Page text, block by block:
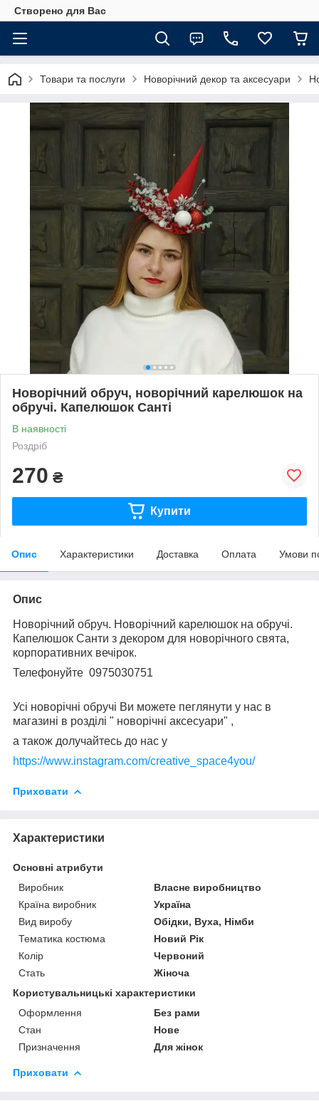
Створено для Вас
Товари та послуги Новорічний декор та аксесуари
Новорічний обруч, новорічний карелюшок на
обручі. Капелюшок Санті
В наявності
Роздріб
270 ₴
Купити
Опис Характеристики Доставка Оплата Умови
Опис
Новорічний обруч. Новорічний карелюшок на обручі.
Капелюшок Санти з декором для новорічного свята,
корпоративних вечірок.
Телефонуйте 0975030751
Усі новорічні обручі Ви можете пеглянути у нас в
магазині в розділі " новорічні аксесуари" ,
а також долучайтесь до нас у
https://www.instagram.com/creative_space4you/
Приховати
Характеристики
Основні атрибути
Виробник
Власне виробництво
Країна виробник
Україна
Вид виробу
Обідки, Вуха, Німби
Тематика костюма
Новий Рік
Колір
Червоний
Стать
Жіноча
Користувальницькі характеристики
Оформлення
Без рами
Стан
Нове
Призначення
Для жінок
Приховати